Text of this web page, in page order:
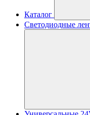
Каталог
Светодиодные